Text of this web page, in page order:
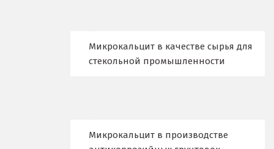
Микрокальцит в качестве сырья для
стекольной промышленности
Микрокальцит в производстве